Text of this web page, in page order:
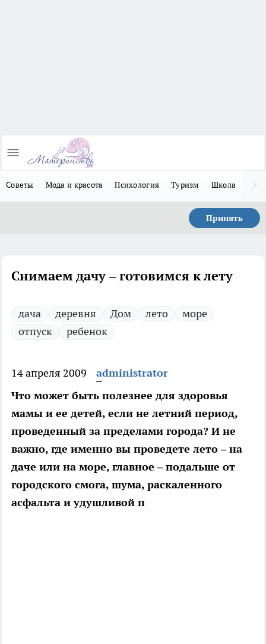
Советы Мода и красота Психология Туризм Школа
Принять
Снимаем дачу – готовимся к лету
дача деревня Дом лето
море
отпуск
ребенок
14 апреля 2009
administrator
Что может быть полезнее для здоровья
мамы и ее детей, если не летний период,
проведенный за пределами города? И не
важно, где именно вы проведете лето – на
даче или на море, главное – подальше от
городского смога, шума, раскаленного
асфальта и удушливой п